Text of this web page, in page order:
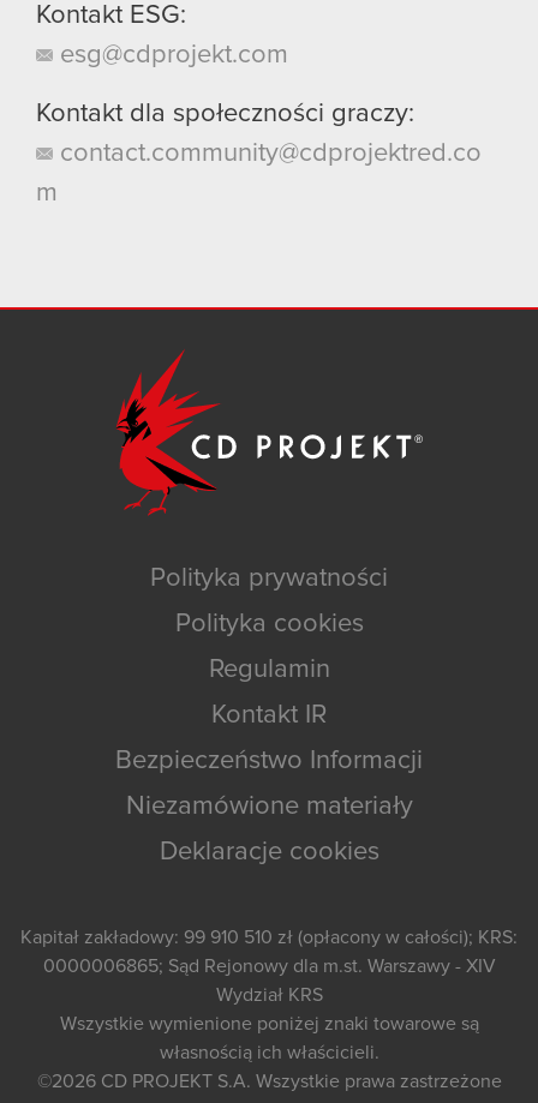
Kontakt ESG:
esg@cdprojekt.com
Kontakt dla społeczności graczy:
contact.community@cdprojektred.co
m
Polityka prywatności
Polityka cookies
Regulamin
Kontakt IR
Bezpieczeństwo Informacji
Niezamówione materiały
Deklaracje cookies
Kapitał zakładowy: 99 910 510 zł (opłacony w całości); KRS:
0000006865; Sąd Rejonowy dla m.st. Warszawy - XIV
Wydział KRS
Wszystkie wymienione poniżej znaki towarowe są
własnością ich właścicieli.
©2026 CD PROJEKT S.A. Wszystkie prawa zastrzeżone